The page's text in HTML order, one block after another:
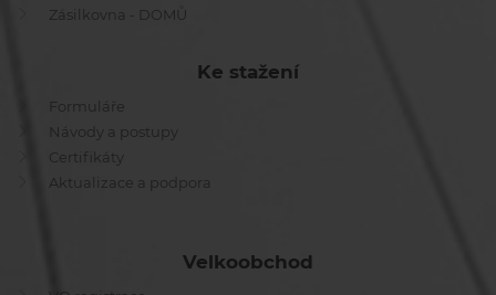
Zásilkovna - DOMŮ
Ke stažení
Formuláře
Návody a postupy
Certifikáty
Aktualizace a podpora
Velkoobchod